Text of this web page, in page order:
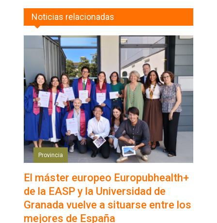
Noticias relacionadas
Provincia
El máster europeo Europubhealth+
de la EASP y la Universidad de
Granada vuelve a situarse entre los
mejores de España